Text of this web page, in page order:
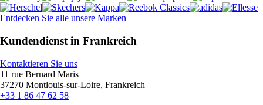
Entdecken Sie alle unsere Marken
Kundendienst in Frankreich
Kontaktieren Sie uns
11 rue Bernard Maris
37270 Montlouis-sur-Loire, Frankreich
+33 1 86 47 62 58